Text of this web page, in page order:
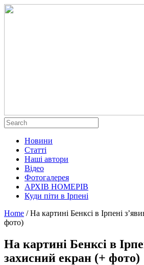
Новини
Статті
Наші автори
Відео
Фотогалерея
АРХІВ НОМЕРІВ
Куди піти в Ірпені
Home / На картині Бенксі в Ірпені
фото)
На картині Бенксі в
захисний екран (+ фото)